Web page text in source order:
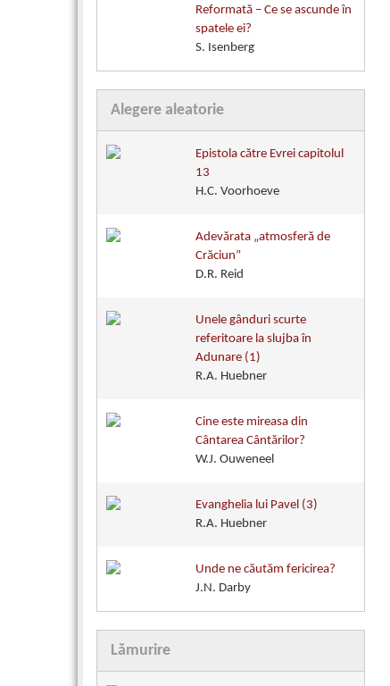
Reformată – Ce se ascunde în
spatele ei?
S. Isenberg
Alegere aleatorie
Epistola către Evrei capitolul
13
H.C. Voorhoeve
Adevărata „atmosferă de
Crăciun”
D.R. Reid
Unele gânduri scurte
referitoare la slujba în
Adunare (1)
R.A. Huebner
Cine este mireasa din
Cântarea Cântărilor?
W.J. Ouweneel
Evanghelia lui Pavel (3)
R.A. Huebner
Unde ne căutăm fericirea?
J.N. Darby
Lămurire